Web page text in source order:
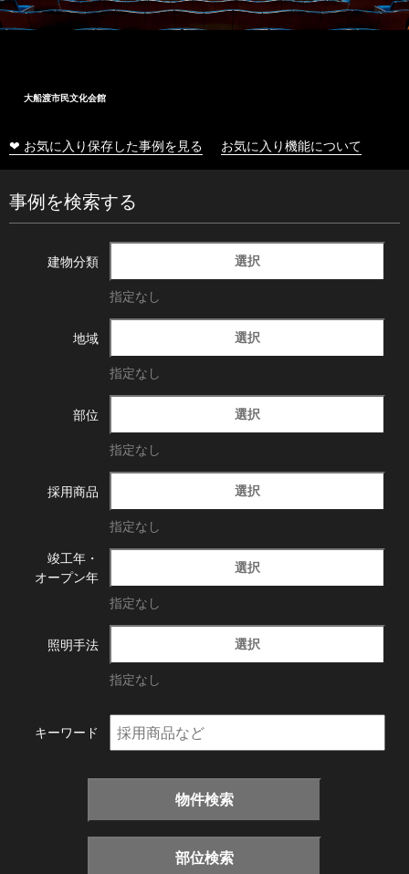
大船渡市民文化会館
❤ お気に入り保存した事例を見る お気に入り機能について
事例を検索する
建物分類 選択
指定なし
地域 選択
指定なし
部位 選択
指定なし
採用商品 選択
指定なし
竣工年・
オープン年
選択
指定なし
照明手法 選択
指定なし
キーワード
物件検索
部位検索